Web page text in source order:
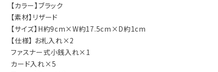
【カラー】ブラック
【素材】リザード
【サイズ】H約9cm×W約17.5cm×D約1cm
【仕様】 お札入れ×2
ファスナー式小銭入れ×1
カード入れ×5